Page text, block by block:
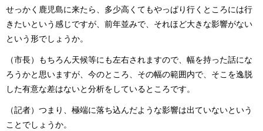
せっかく鹿児島に来たら、多少高くてもやっぱり行くところには行
きたいという感じですが、前年並みで、それほど大きな影響がない
という形でしょうか。
（市長）もちろん天候等にも左右されますので、幅を持った話にな
ろうかと思いますが、今のところ、その幅の範囲内で、そこを逸脱
した有意な差はないと分析をしているところです。
（記者）つまり、極端に落ち込んだような影響は出ていないという
ことでしょうか。